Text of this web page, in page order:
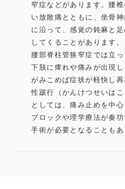
窄症などがあります。腰
い放散痛とともに、坐骨
に沿って、感覚の鈍麻と
してくることがあります。
腰部脊柱管狭窄症では立
下肢に痺れや痛みが出現
がみこめば症状が軽快し
性跛行（かんけつせいは
としては、痛み止めを中
ブロックや理学療法が奏
手術が必要となることもあ